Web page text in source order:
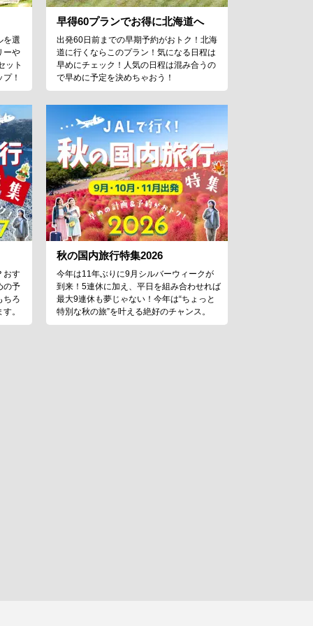
を選
ーや
ット
！
早得60プランでお得に北海道へ
出発60日前までの早期予約がおトク！北海
道に行くならこのプラン！気になる日程は
早めにチェック！人気の日程は混み合うの
で早めに予定を決めちゃおう！
おす
の予
ちろ
。
秋の国内旅行特集2026
今年は11年ぶりに9月シルバーウィークが
到来！5連休に加え、平日を組み合わせれば
最大9連休も夢じゃない！今年は“ちょっと
特別な秋の旅”を叶える絶好のチャンス。